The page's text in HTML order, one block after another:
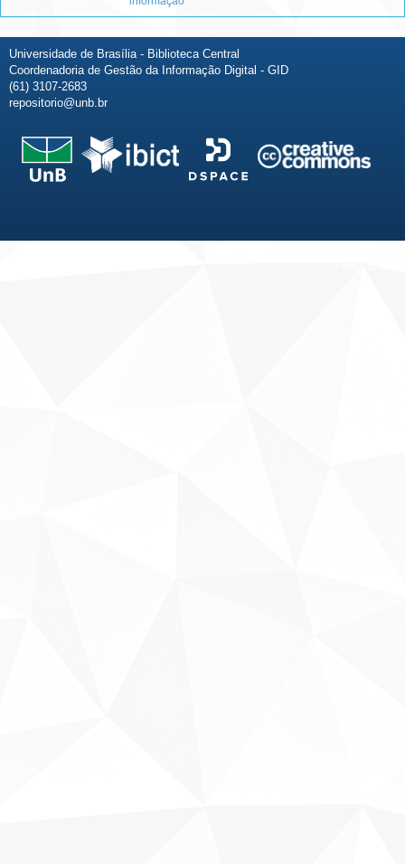
Universidade de Brasília - Biblioteca Central
Coordenadoria de Gestão da Informação Digital - GID
(61) 3107-2683
repositorio@unb.br